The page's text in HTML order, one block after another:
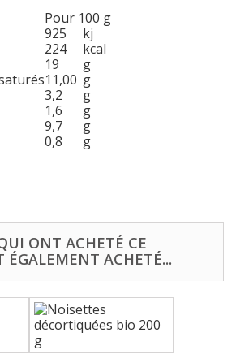
Pour 100 g
925
kj
224
kcal
19
g
11,00 g
3,2
g
1,6
g
9,7
g
0,8 g
ONT ACHETÉ CE
ÉGALEMENT ACHETÉ...